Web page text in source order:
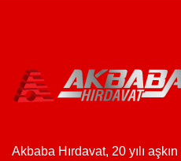
Akbaba Hırdavat, 20 yılı